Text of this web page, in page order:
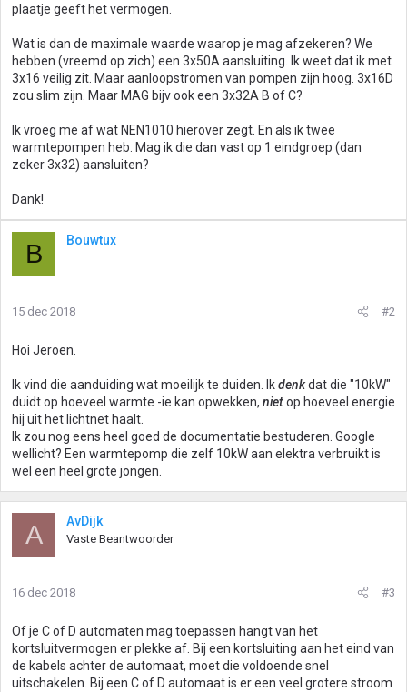
plaatje geeft het vermogen.
Wat is dan de maximale waarde waarop je mag afzekeren? We
hebben (vreemd op zich) een 3x50A aansluiting. Ik weet dat ik met
3x16 veilig zit. Maar aanloopstromen van pompen zijn hoog. 3x16D
zou slim zijn. Maar MAG bijv ook een 3x32A B of C?
Ik vroeg me af wat NEN1010 hierover zegt. En als ik twee
warmtepompen heb. Mag ik die dan vast op 1 eindgroep (dan
zeker 3x32) aansluiten?
Dank!
B Bouwtux
15 dec 2018 #2
Hoi Jeroen.
Ik vind die aanduiding wat moeilijk te duiden. Ikdenkdat die "10kW"
duidt op hoeveel warmte -ie kan opwekken, nietop hoeveel energie
hij uit het lichtnet haalt.
Ik zou nog eens heel goed de documentatie bestuderen. Google
wellicht? Een warmtepomp die zelf 10kW aan elektra verbruikt is
wel een heel grote jongen.
A AvDijk
Vaste Beantwoorder
16 dec 2018 #3
Of je C of D automaten mag toepassen hangt van het
kortsluitvermogen er plekke af. Bij een kortsluiting aan het eind van
de kabels achter de automaat, moet die voldoende snel
uitschakelen. Bij een C of D automaat is er een veel grotere stroom